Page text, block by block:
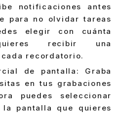
notificaciones antes
para no olvidar tareas
elegir con cuánta
recibir una
recordatorio.
de pantalla: Graba
en tus grabaciones
puedes seleccionar
pantalla que quieres